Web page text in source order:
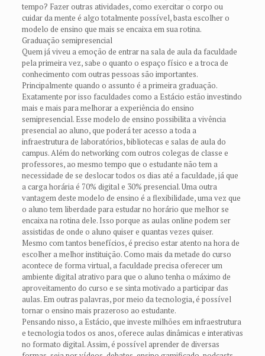
tempo? Fazer outras atividades, como exercitar o corpo ou
cuidar da mente é algo totalmente possível, basta escolher o
modelo de ensino que mais se encaixa em sua rotina.
Graduação semipresencial
Quem já viveu a emoção de entrar na sala de aula da faculdade
pela primeira vez, sabe o quanto o espaço físico e a troca de
conhecimento com outras pessoas são importantes.
Principalmente quando o assunto é a primeira graduação.
Exatamente por isso faculdades como a Estácio estão investindo
mais e mais para melhorar a experiência do ensino
semipresencial. Esse modelo de ensino possibilita a vivência
presencial ao aluno, que poderá ter acesso a toda a
infraestrutura de laboratórios, bibliotecas e salas de aula do
campus. Além do networking com outros colegas de classe e
professores, ao mesmo tempo que o estudante não tem a
necessidade de se deslocar todos os dias até a faculdade, já que
a carga horária é 70% digital e 30% presencial. Uma outra
vantagem deste modelo de ensino é a flexibilidade, uma vez que
o aluno tem liberdade para estudar no horário que melhor se
encaixa na rotina dele. Isso porque as aulas online podem ser
assistidas de onde o aluno quiser e quantas vezes quiser.
Mesmo com tantos benefícios, é preciso estar atento na hora de
escolher a melhor instituição. Como mais da metade do curso
acontece de forma virtual, a faculdade precisa oferecer um
ambiente digital atrativo para que o aluno tenha o máximo de
aproveitamento do curso e se sinta motivado a participar das
aulas. Em outras palavras, por meio da tecnologia, é possível
tornar o ensino mais prazeroso ao estudante.
Pensando nisso, a Estácio, que investe milhões em infraestrutura
e tecnologia todos os anos, oferece aulas dinâmicas e interativas
no formato digital. Assim, é possível aprender de diversas